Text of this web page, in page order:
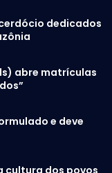
dedicados
abre matrículas
e deve
cultura dos povos